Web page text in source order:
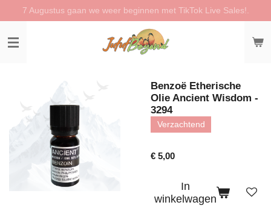
direct
naar
de
7 Augustus gaan we weer beginnen met TikTok Live Sales!.
Benzoë Etherische
Olie Ancient Wisdom -
3294
Verzachtend
€ 5,00
In
winkelwagen